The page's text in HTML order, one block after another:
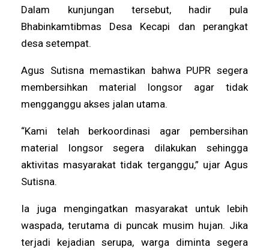
Dalam kunjungan tersebut, hadir pula
Bhabinkamtibmas Desa Kecapi dan perangkat
desa setempat.
Agus Sutisna memastikan bahwa PUPR segera
membersihkan material longsor agar tidak
mengganggu akses jalan utama.
“Kami telah berkoordinasi agar pembersihan
material longsor segera dilakukan sehingga
aktivitas masyarakat tidak terganggu,” ujar Agus
Sutisna.
Ia juga mengingatkan masyarakat untuk lebih
waspada, terutama di puncak musim hujan. Jika
terjadi kejadian serupa, warga diminta segera